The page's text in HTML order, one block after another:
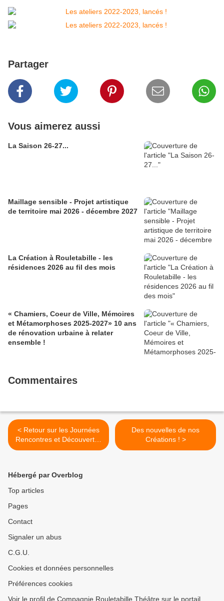
Partager
Vous aimerez aussi
La Saison 26-27...
Maillage sensible - Projet artistique
de territoire mai 2026 - décembre 2027
La Création à Rouletabille - les
résidences 2026 au fil des mois
« Chamiers, Coeur de Ville, Mémoires
et Métamorphoses 2025-2027» 10 ans
de rénovation urbaine à relater
ensemble !
Commentaires
< Retour sur les Journées
Rencontres et Découvertes
- Sept. 2022
Des nouvelles de nos
Créations ! >
Hébergé par Overblog
Top articles
Pages
Contact
Signaler un abus
C.G.U.
Cookies et données personnelles
Préférences cookies
Voir le profil de Compagnie Rouletabille Théâtre sur le portail